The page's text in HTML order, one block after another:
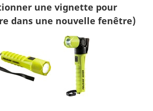
une vignette pour
dans une nouvelle fenêtre)